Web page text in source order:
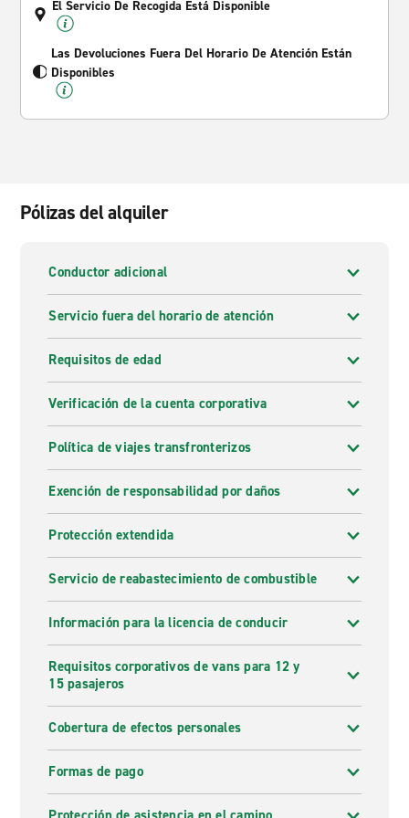
El Servicio De Recogida Está Disponible
Las Devoluciones Fuera Del Horario De Atención Están
Disponibles
Pólizas del alquiler
Conductor adicional
Servicio fuera del horario de atención
Requisitos de edad
Verificación de la cuenta corporativa
Política de viajes transfronterizos
Exención de responsabilidad por daños
Protección extendida
Servicio de reabastecimiento de combustible
Información para la licencia de conducir
Requisitos corporativos de vans para 12 y
15 pasajeros
Cobertura de efectos personales
Formas de pago